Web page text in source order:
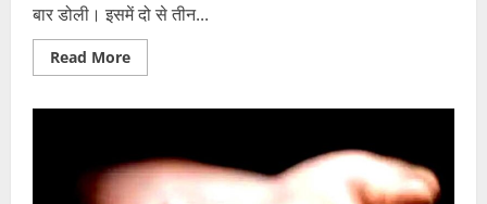
बार डोली। इसमें दो से तीन...
Read MoreRead
more
में
200
बार